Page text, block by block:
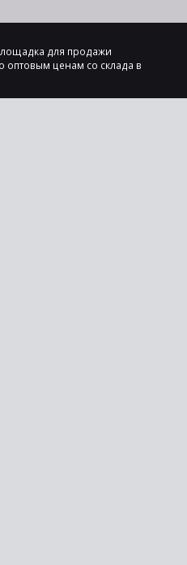
для продажи
ценам со склада в